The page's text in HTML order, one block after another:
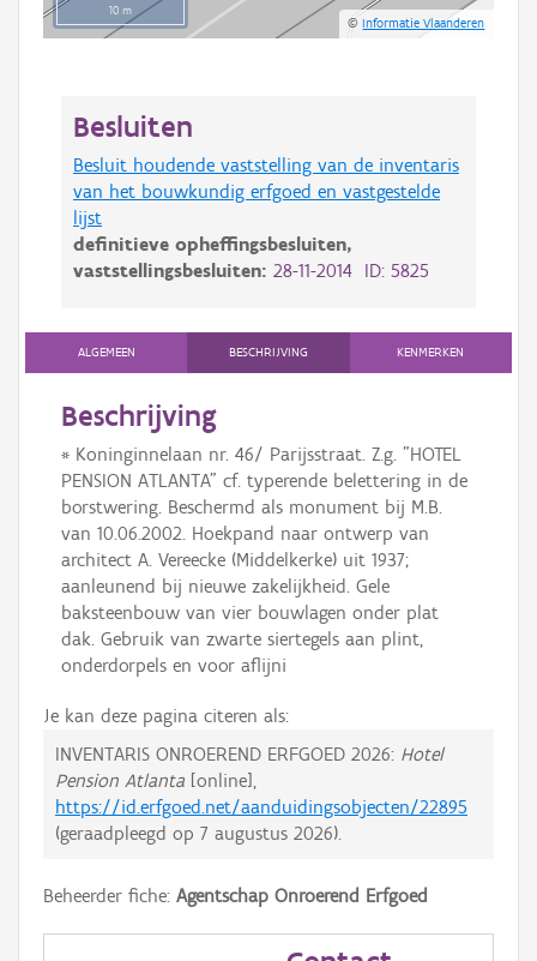
10 m
©Informatie Vlaanderen
Besluiten
Besluit houdende vaststelling van de inventaris
van het bouwkundig erfgoed en vastgestelde
lijst
definitieve opheffingsbesluiten,
vaststellingsbesluiten: 28-11-2014 ID: 5825
ALGEMEEN BESCHRIJVING KENMERKEN
Beschrijving
* Koninginnelaan nr. 46/ Parijsstraat. Z.g. "HOTEL
PENSION ATLANTA" cf. typerende belettering in de
borstwering. Beschermd als monument bij M.B.
van 10.06.2002. Hoekpand naar ontwerp van
architect A. Vereecke (Middelkerke) uit 1937;
aanleunend bij nieuwe zakelijkheid. Gele
baksteenbouw van vier bouwlagen onder plat
dak. Gebruik van zwarte siertegels aan plint,
onderdorpels en voor aflijni
Je kan deze pagina citeren als:
INVENTARIS ONROEREND ERFGOED 2026: Hotel
Pension Atlanta [online],
https://id.erfgoed.net/aanduidingsobjecten/22895
(geraadpleegd op 7 augustus 2026).
Beheerder fiche: Agentschap Onroerend Erfgoed